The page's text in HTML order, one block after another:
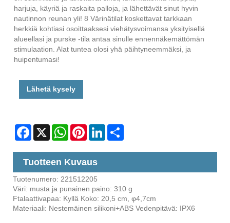
harjuja, käyriä ja raskaita palloja, ja lähettävät sinut hyvin
nautinnon reunan yli! 8 Värinätilat koskettavat tarkkaan
herkkiä kohtiasi osoittaaksesi viehätysvoimansa yksityisellä
alueellasi ja purske -tila antaa sinulle ennennäkemättömän
stimulaation. Alat tuntea olosi yhä päihtyneemmäksi, ja
huipentumasi!
Lähetä kysely
Facebook
X WhatsAppPinterestLinkedIn
Tuotteen Kuvaus
Tuotenumero: 221512205
Väri: musta ja punainen paino: 310 g
Ftalaattivapaa: Kyllä Koko: 20,5 cm, φ4,7cm
Materiaali: Nestemäinen silikoni+ABS Vedenpitävä: IPX6